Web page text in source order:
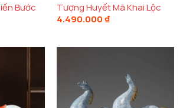
Bước
Tượng Huyết Mã Khai Lộc
4.490.000 ₫